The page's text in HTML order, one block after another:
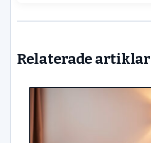
Relaterade artiklar